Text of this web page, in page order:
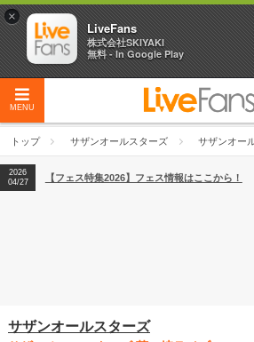
MENU
トップ サザンオールスターズ サザンオー
2026
04/27
2026
【ライブ動員ランキング】2026年上半期編発表
2026
04/27
【フェス特集2026】フェス情報はここから！
サザンオールスターズ
×
LiveFans
株式会社SKIYAKI
無料 - In Google Play